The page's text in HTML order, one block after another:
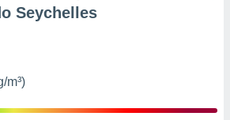
Seychelles
m³)